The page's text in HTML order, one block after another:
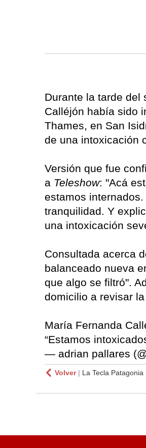
Durante la tarde del
Calléjón había sido
Thames, en San
de una intoxicación
Versión que fue
a Teleshow: "Acá
estamos
tranquilidad. Y
una intoxicación
Consultada acerca
balanceado nueva
que algo se filtró".
domicilio a revisar
María Fernanda
“Estamos
— adrian pallares
Volver| La Tecla Patagonia